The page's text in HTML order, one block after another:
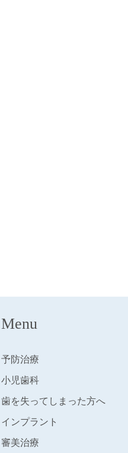
Menu
予防治療
小児歯科
歯を失ってしまった方へ
インプラント
審美治療